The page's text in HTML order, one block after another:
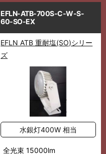
EFLN-ATB-700S-C-W-S-
60-SO-EX
EFLN ATB 重耐塩(SO)シリー
ズ
水銀灯400W 相当
全光束 15000lm